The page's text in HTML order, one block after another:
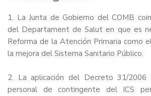
1. La Junta de Gobierno del COMB
del Departament de Salut en que es
Reforma de la Atención Primaria como
la mejora del Sistema Sanitario Público.
2. La aplicación del Decreto 31/2006
personal de contingente del ICS